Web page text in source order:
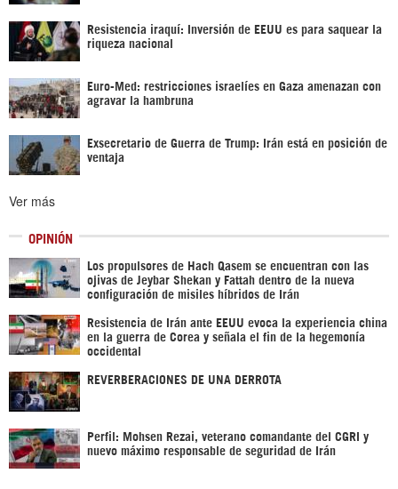
Resistencia iraquí: Inversión de EEUU es para saquear la
riqueza nacional
Euro-Med: restricciones israelíes en Gaza amenazan con
agravar la hambruna
Exsecretario de Guerra de Trump: Irán está en posición de
ventaja
Ver más
OPINIÓN
Los propulsores de Hach Qasem se encuentran con las
ojivas de Jeybar Shekan y Fattah dentro de la nueva
configuración de misiles híbridos de Irán
Resistencia de Irán ante EEUU evoca la experiencia china
en la guerra de Corea y señala el fin de la hegemonía
occidental
REVERBERACIONES DE UNA DERROTA
Perfil: Mohsen Rezai, veterano comandante del CGRI y
nuevo máximo responsable de seguridad de Irán